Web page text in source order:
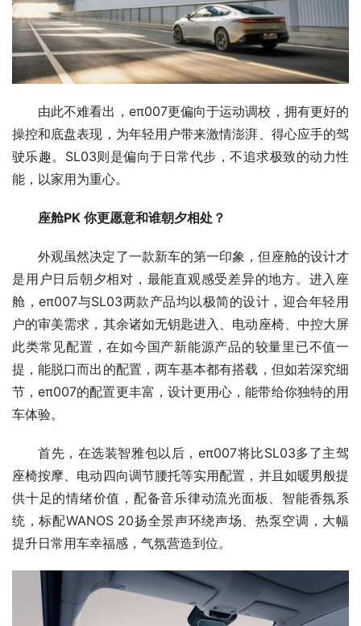
由此不难看出，eπ007更偏向于运动调校，拥有更好的
操控和底盘表现，为年轻用户带来激情澎湃、得心应手的驾
驶乐趣。SL03则是偏向于日常代步，不追求极致的动力性
能，以家用为重心。
座舱PK 你更愿意和谁朝夕相处？
外观虽然决定了一款新车的第一印象，但座舱的设计才
是用户日后朝夕相对，最能直观感受差异的地方。进入座
舱，eπ007与SL03两款产品均以极简的设计，迎合年轻用
户的审美需求，其余诸如无钥匙进入、电动座椅、中控大屏
此类常见配置，在如今国产新能源产品的较量里已不值一
提，能脱口而出的配置，两车基本都有搭载，但如若深究细
节，eπ007的配置更丰富，设计更用心，能带给你独特的用
车体验。
首先，在选装智雅包以后，eπ007将比SL03多了主驾
座椅按摩、电动四向调节腰托等实用配置，并且如暖男般提
供十足的情绪价值，配备音乐律动流光面板、智能香氛系
统，标配WANOS 20扬全景声环绕声场、热泵空调，大幅
提升日常用车幸福感，气氛营造到位。